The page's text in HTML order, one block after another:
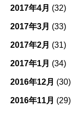
2017年4月 (32)
2017年3月 (33)
2017年2月 (31)
2017年1月 (34)
2016年12月 (30)
2016年11月 (29)